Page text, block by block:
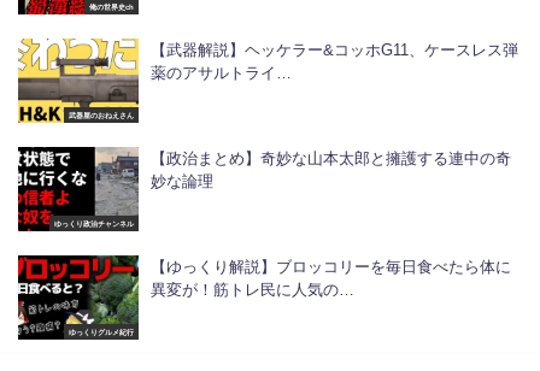
俺の世界史ch
武器屋のおねえさん
【武器解説】ヘッケラー&コッホG11、ケースレス弾
薬のアサルトライ…
ゆっくり政治チャンネル
【政治まとめ】奇妙な山本太郎と擁護する連中の奇
妙な論理
ゆっくりグルメ紀行
【ゆっくり解説】ブロッコリーを毎日食べたら体に
異変が！筋トレ民に人気の…